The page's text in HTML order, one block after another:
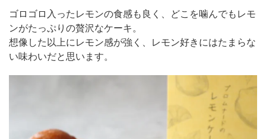
ゴロゴロ入ったレモンの食感も良く、どこを噛んでもレモ
ンがたっぷりの贅沢なケーキ。
想像した以上にレモン感が強く、レモン好きにはたまらな
い味わいだと思います。